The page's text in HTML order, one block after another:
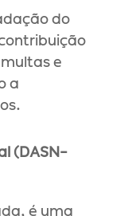
do
e
a
(DASN-
é uma